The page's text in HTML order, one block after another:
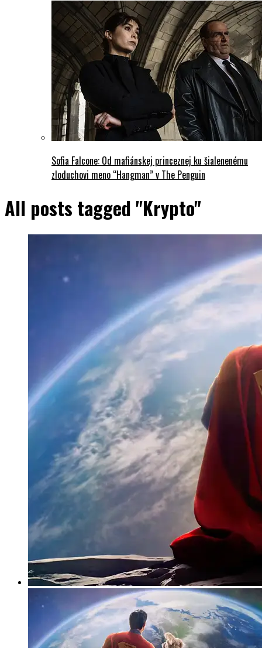
Sofia Falcone: Od mafiánskej princeznej ku šialenenému
zloduchovi meno “Hangman” v The Penguin
All posts tagged "Krypto"